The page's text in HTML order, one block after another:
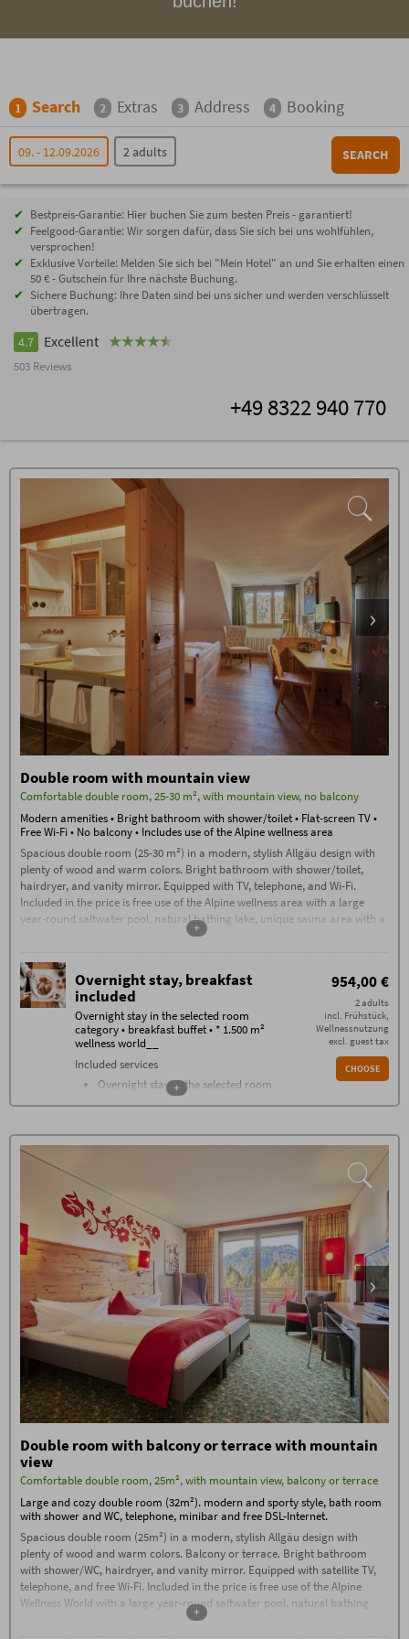
1 Search 2 Extras 3 Address 4 Booking
09. - 12.09.2026 2 adults SEARCH
Bestpreis-Garantie: Hier buchen Sie zum besten Preis - garantiert!
Feelgood-Garantie: Wir sorgen dafür, dass Sie sich bei uns wohlfühlen,
versprochen!
Exklusive Vorteile: Melden Sie sich bei "Mein Hotel" an und Sie erhalten einen
50 € - Gutschein für Ihre nächste Buchung.
Sichere Buchung: Ihre Daten sind bei uns sicher und werden verschlüsselt
übertragen.
4.7 Excellent
503 Reviews
+49 8322 940 770
Double room with mountain view
Comfortable double room, 25-30 m², with mountain view, no balcony
Modern amenities • Bright bathroom with shower/toilet • Flat-screen TV •
Free Wi-Fi • No balcony • Includes use of the Alpine wellness area
Spacious double room (25-30 m²) in a modern, stylish Allgäu design with
plenty of wood and warm colors. Bright bathroom with shower/toilet,
hairdryer, and vanity mirror. Equipped with TV, telephone, and Wi-Fi.
Included in the price is free use of the Alpine wellness area with a large
year-round saltwater pool, natural bathing lake, unique sauna area with a
sauna complex, stone bath, traditional sauna, flax bath, and much more.
+
Overnight stay, breakfast
included
Overnight stay in the selected room
category • breakfast buffet • * 1.500 m²
wellness world__
Included services
Overnight stay in the selected room
components from 07.30 - 11
Farmers buffet on the afternoon
1.500 m² wellness world with heated
saltwater pool, sauna, stone bath,
flax bath, bread bake sauna,
shower, wellness living room, room
of silence, panoramic relaxing
room, relaxing room with water
beds, green garden oasis
In summer: natural swimming lake
Gym with the latest devices from
Technogym
Daily stone water from Oberstdorf,
tea, sauna bread at the wellness bar
High-class guest program with
group hikes, cabin evenings and live
Reute 20, D-87561 Oberstdorf, apply.
Check-in from 3:00 PM. If you arrive after
11:00 PM, please contact us by phone on
the day of arrival.
Check-out by 11:00 AM
Garage parking space: €15, outdoor
parking space: €5 per car/night
Additional conditions for bed and breakfast
No deposit required – 80% cancellation fee applies
from the date of booking, except in the case of re-
+
954,00 €
2 adults
incl. Frühstück,
Wellnessnutzung
excl. guest tax
CHOOSE
Double room with balcony or terrace with mountain
view
Comfortable double room, 25m², with mountain view, balcony or terrace
Large and cozy double room (32m²). modern and sporty style, bath room
with shower and WC, telephone, minibar and free DSL-Internet.
Spacious double room (25m²) in a modern, stylish Allgäu design with
plenty of wood and warm colors. Balcony or terrace. Bright bathroom
with shower/WC, hairdryer, and vanity mirror. Equipped with satellite TV,
telephone, and free Wi-Fi. Included in the price is free use of the Alpine
Wellness World with a large year-round saltwater pool, natural bathing
lake, unique sauna area with a sauna complex, stone bath, traditional
+